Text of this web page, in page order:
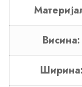
Висина:
Ширина: